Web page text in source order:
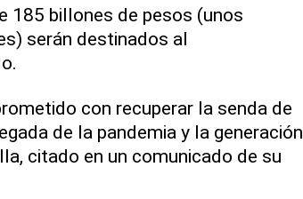
185 billones de pesos (unos
serán destinados al
con recuperar la senda de
de la pandemia y la generación
citado en un comunicado de su